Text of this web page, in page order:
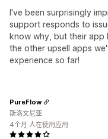
I've been surprisingly
support responds to
know why, but their
the other upsell apps
experience so far!
PureFlow
斯洛文尼亚
4个月 人在使用应用